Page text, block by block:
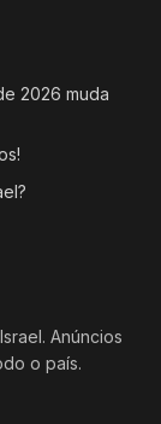
2026 muda
Anúncios
o país.